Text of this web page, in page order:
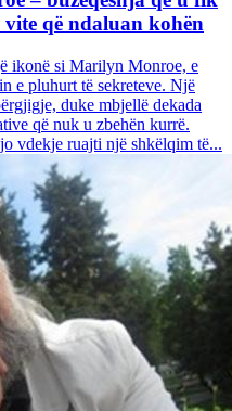
që ndaluan kohën
ikonë si Marilyn Monroe, e
e pluhurt të sekreteve. Një
duke mbjellë dekada
që nuk u zbehën kurrë.
vdekje ruajti një shkëlqim të...